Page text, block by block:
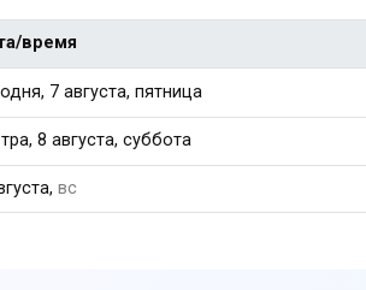
время
7 августа, пятница
8 августа, суббота
вс